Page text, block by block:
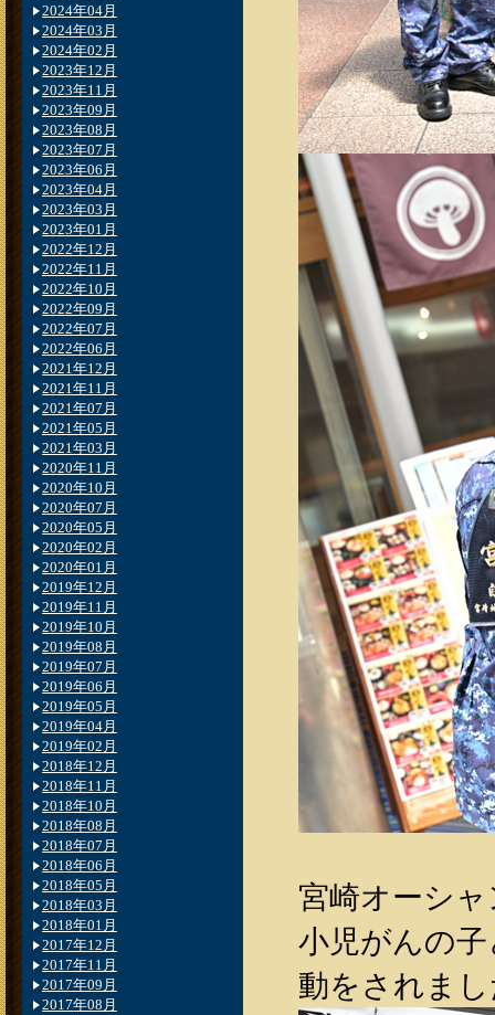
宮崎オーシ
小児がんの
2024年04月
2024年03月
2024年02月
2023年12月
2023年11月
2023年09月
2023年08月
2023年07月
2023年06月
2023年04月
2023年03月
2023年01月
2022年12月
2022年11月
2022年10月
2022年09月
2022年07月
2022年06月
2021年12月
2021年11月
2021年07月
2021年05月
2021年03月
2020年11月
2020年10月
2020年07月
2020年05月
2020年02月
2020年01月
2019年12月
2019年11月
2019年10月
2019年08月
2019年07月
2019年06月
2019年05月
2019年04月
2019年02月
2018年12月
2018年11月
2018年10月
2018年08月
2018年07月
2018年06月
2018年05月
2018年03月
2018年01月
2017年12月
2017年11月
2017年09月
2017年08月